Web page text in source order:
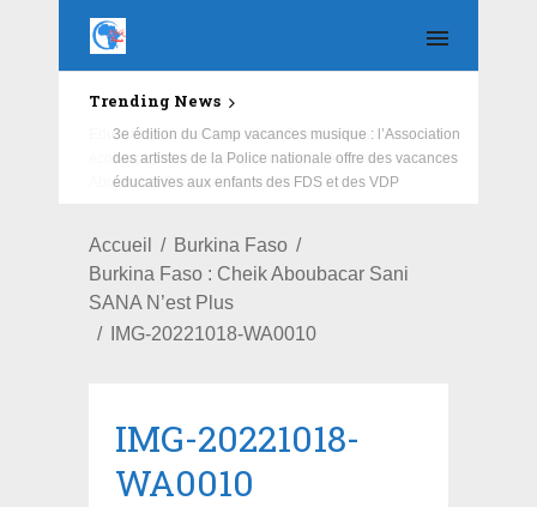
Trending News
Education : la fédération de la Russie rénove les
écoles primaire et collège du Camp Général
Aboubacar Sangoulé Lamizana
Accueil
Burkina Faso
Burkina Faso : Cheik Aboubacar Sani
SANA N’est Plus
IMG-20221018-WA0010
IMG-20221018-
WA0010